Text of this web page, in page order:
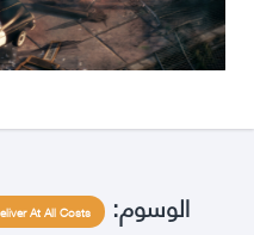
الوسوم: At All Costs